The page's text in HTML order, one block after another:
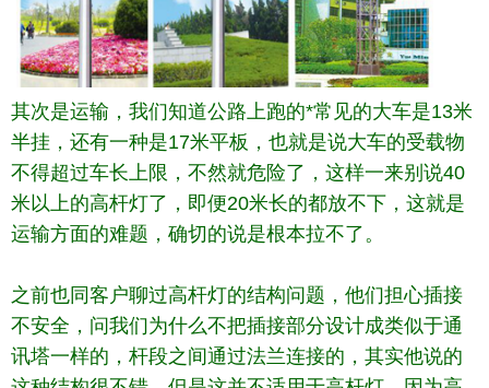
其次是运输，我们知道公路上跑的*常见的大车是13米
半挂，还有一种是17米平板，也就是说大车的受载物
不得超过车长上限，不然就危险了，这样一来别说40
米以上的高杆灯了，即便20米长的都放不下，这就是
运输方面的难题，确切的说是根本拉不了。
之前也同客户聊过高杆灯的结构问题，他们担心插接
不安全，问我们为什么不把插接部分设计成类似于通
讯塔一样的，杆段之间通过法兰连接的，其实他说的